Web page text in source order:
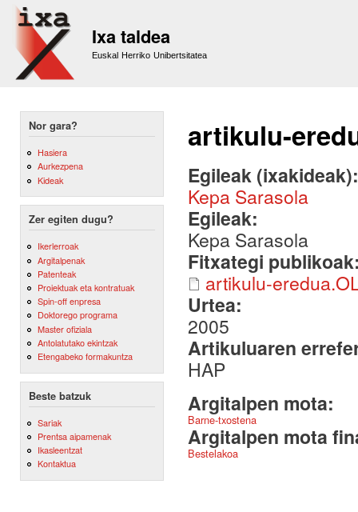
Ixa taldea
Euskal Herriko Unibertsitatea
Nor gara?
Hasiera
Aurkezpena
Kideak
Zer egiten dugu?
Ikerlerroak
Argitalpenak
Patenteak
Proiektuak eta kontratuak
Spin-off enpresa
Doktorego programa
Master ofiziala
Antolatutako ekintzak
Etengabeko formakuntza
Beste batzuk
Sariak
Prentsa aipamenak
Ikasleentzat
Kontaktua
artikulu-
Egileak
Kepa Sarasola
Egileak:
Kepa Sarasola
Fitxategi
artikulu-
Urtea:
2005
Artikuluaren
HAP
Argitalpen mota:
Barne-txostena
Argitalpen mota
Bestelakoa